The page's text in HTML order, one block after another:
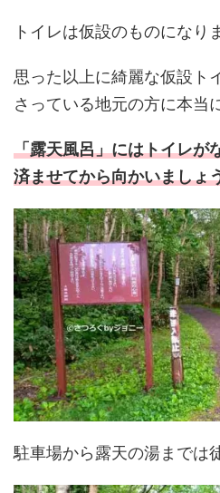
トイレは仮設のものになり
思った以上に綺麗な仮設ト
さっている地元の方に本当
「露天風呂」にはトイレが
済ませてから向かいましょ
駐車場から露天の湯までは